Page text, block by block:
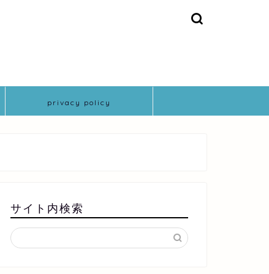
privacy policy
サイト内検索